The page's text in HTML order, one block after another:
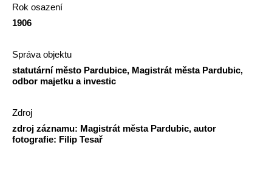
Rok osazení
1906
Správa objektu
statutární město Pardubice, Magistrát města Pardubic,
odbor majetku a investic
Zdroj
zdroj záznamu: Magistrát města Pardubic, autor
fotografie: Filip Tesař